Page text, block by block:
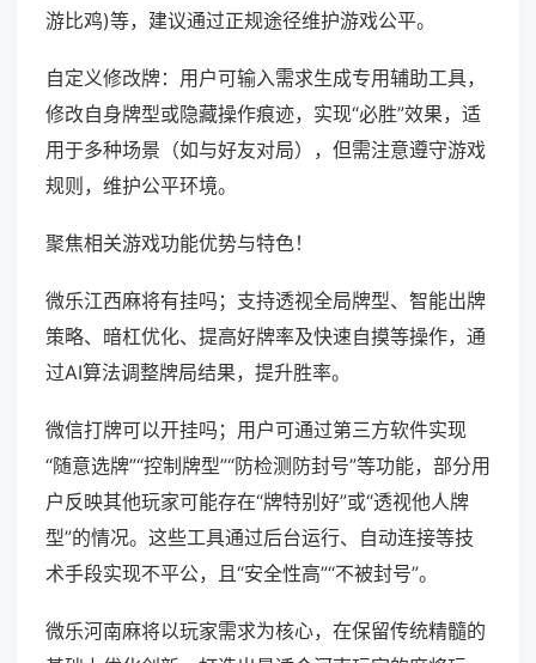
游比鸡)等，建议通过正规途径维护游戏公平。
自定义修改牌：用户可输入需求生成专用辅助工具，
修改自身牌型或隐藏操作痕迹，实现“必胜”效果，适
用于多种场景（如与好友对局），但需注意遵守游戏
规则，维护公平环境。
聚焦相关游戏功能优势与特色！
微乐江西麻将有挂吗；支持透视全局牌型、智能出牌
策略、暗杠优化、提高好牌率及快速自摸等操作，通
过AI算法调整牌局结果，提升胜率。
微信打牌可以开挂吗；用户可通过第三方软件实现
“随意选牌”“控制牌型”“防检测防封号”等功能，部分用
户反映其他玩家可能存在“牌特别好”或“透视他人牌
型”的情况。这些工具通过后台运行、自动连接等技
术手段实现不平公，且“安全性高”“不被封号”。
微乐河南麻将以玩家需求为核心，在保留传统精髓的